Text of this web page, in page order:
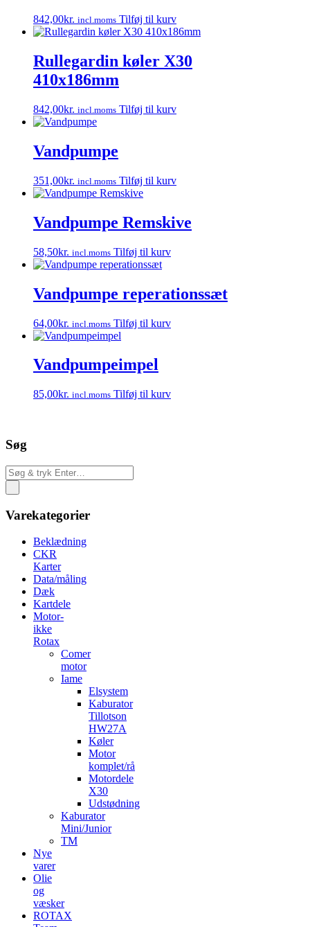
842,00kr. incl.moms Tilføj til kurv
Rullegardin køler X30
410x186mm
842,00kr. incl.moms Tilføj til kurv
Vandpumpe
351,00kr. incl.moms Tilføj til kurv
Vandpumpe Remskive
58,50kr. incl.moms Tilføj til kurv
Vandpumpe reperationssæt
64,00kr. incl.moms Tilføj til kurv
Vandpumpeimpel
85,00kr. incl.moms Tilføj til kurv
Søg
Varekategorier
Beklædning
CKR
Karter
Data/måling
Dæk
Kartdele
Motor-
ikke
Rotax
Comer
motor
Iame
Elsystem
Kaburator
Tillotson
HW27A
Køler
Motor
komplet/rå
Motordele
X30
Udstødning
Kaburator
Mini/Junior
TM
Nye
varer
Olie
og
væsker
ROTAX